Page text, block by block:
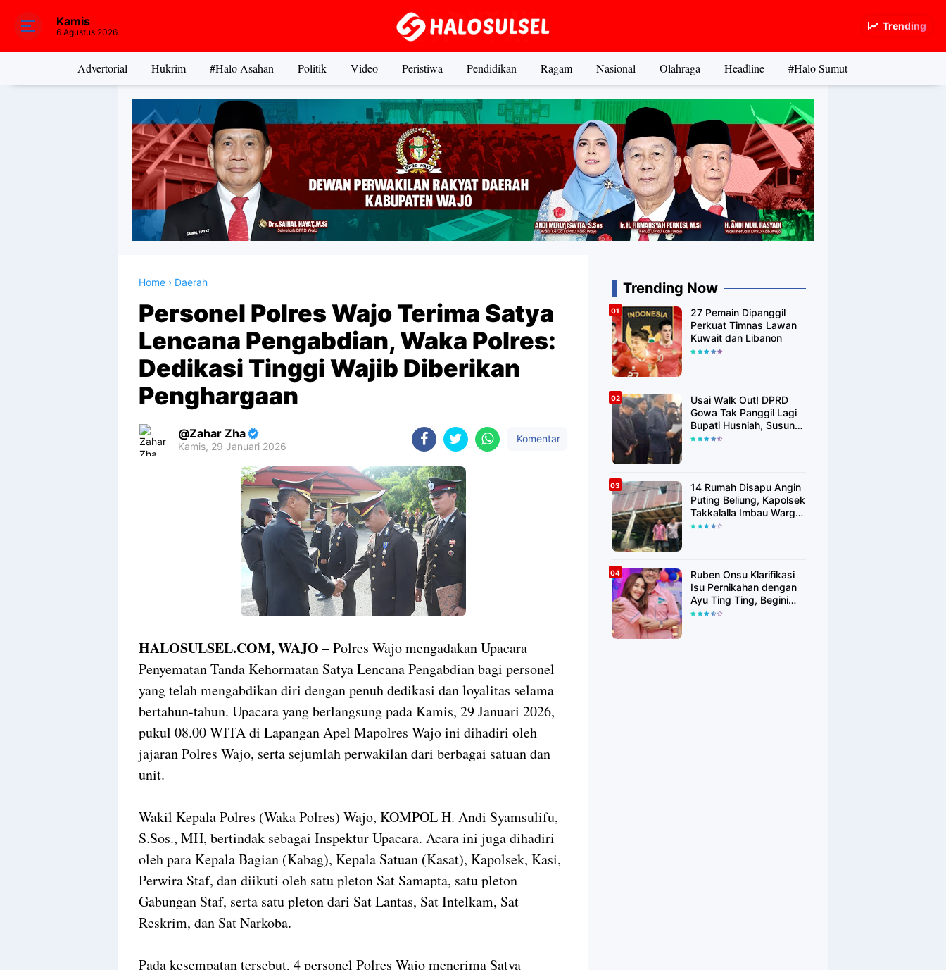
Trending
Kamis
6 Agustus 2026
Advertorial Hukrim #Halo Asahan Politik Video Peristiwa Pendidikan Ragam Nasional Olahraga Headline #Halo Sumut
Home › Daerah
Personel Polres Wajo Terima Satya
Lencana Pengabdian, Waka Polres:
Dedikasi Tinggi Wajib Diberikan
Penghargaan
Zahar Zha
Kamis, 29 Januari 2026
Komentar
HALOSULSEL.COM, WAJO –Polres Wajo mengadakan Upacara
Penyematan Tanda Kehormatan Satya Lencana Pengabdian bagi personel
yang telah mengabdikan diri dengan penuh dedikasi dan loyalitas selama
bertahun-tahun. Upacara yang berlangsung pada Kamis, 29 Januari 2026,
pukul 08.00 WITA di Lapangan Apel Mapolres Wajo ini dihadiri oleh
jajaran Polres Wajo, serta sejumlah perwakilan dari berbagai satuan dan
unit.
Wakil Kepala Polres (Waka Polres) Wajo, KOMPOL H. Andi Syamsulifu,
S.Sos., MH, bertindak sebagai Inspektur Upacara. Acara ini juga dihadiri
oleh para Kepala Bagian (Kabag), Kepala Satuan (Kasat), Kapolsek, Kasi,
Perwira Staf, dan diikuti oleh satu pleton Sat Samapta, satu pleton
Gabungan Staf, serta satu pleton dari Sat Lantas, Sat Intelkam, Sat
Reskrim, dan Sat Narkoba.
Pada kesempatan tersebut, 4 personel Polres Wajo menerima Satya
Trending Now
27 Pemain Dipanggil
Perkuat Timnas Lawan
Kuwait dan Libanon
Usai Walk Out! DPRD
Gowa Tak Panggil Lagi
Bupati Husniah, Susun
Rekomendasi Hak
14 Rumah Disapu Angin
Puting Beliung, Kapolsek
Takkalalla Imbau Warga
Waspada Cuaca
Ruben Onsu Klarifikasi
Isu Pernikahan dengan
Ayu Ting Ting, Begini
Faktanya